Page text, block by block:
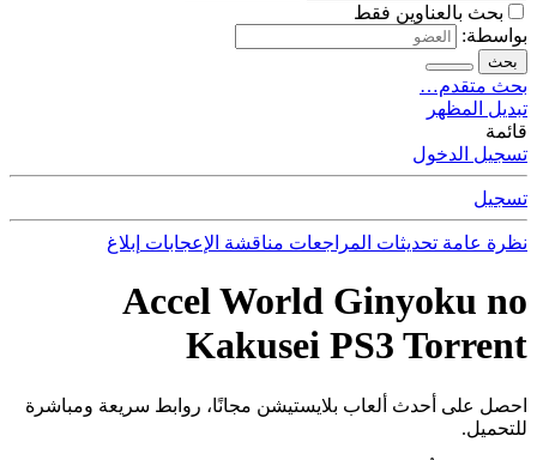
بحث بالعناوين فقط
بواسطة:
بحث
بحث متقدم…
تبديل المظهر
قائمة
تسجيل الدخول
تسجيل
نظرة عامة تحديثات المراجعات مناقشة الإعجابات إبلاغ
Accel World Ginyoku no
Kakusei PS3 Torrent
احصل على أحدث ألعاب بلايستيشن مجانًا، روابط سريعة ومباشرة
للتحميل.